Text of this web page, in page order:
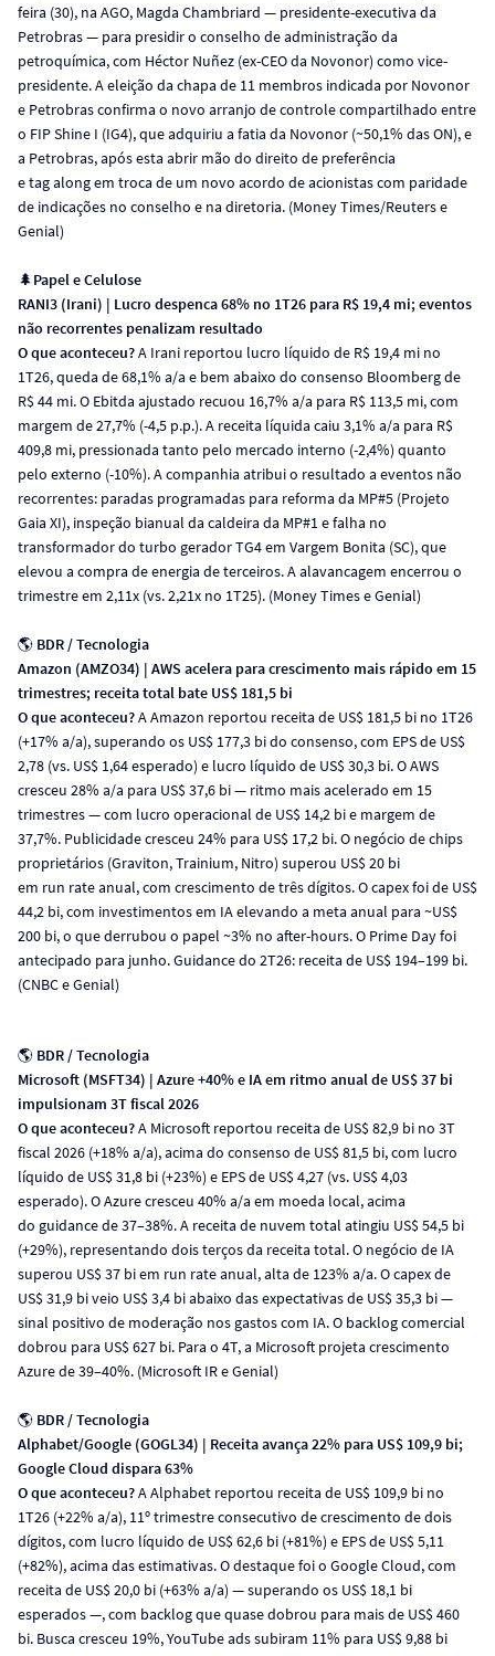
feira (30), na AGO, Magda Chambriard — presidente-executiva da
Petrobras — para presidir o conselho de administração da
petroquímica, com Héctor Nuñez (ex-CEO da Novonor) como vice-
presidente. A eleição da chapa de 11 membros indicada por Novonor
e Petrobras confirma o novo arranjo de controle compartilhado entre
o FIP Shine I (IG4), que adquiriu a fatia da Novonor (~50,1% das ON), e
a Petrobras, após esta abrir mão do direito de preferência
e tag along em troca de um novo acordo de acionistas com paridade
de indicações no conselho e na diretoria. (Money Times/Reuters e
Genial)
🌲Papel e Celulose
RANI3 (Irani) | Lucro despenca 68% no 1T26 para R$ 19,4 mi; eventos
não recorrentes penalizam resultado
O que aconteceu?A Irani reportou lucro líquido de R$ 19,4 mi no
1T26, queda de 68,1% a/a e bem abaixo do consenso Bloomberg de
R$ 44 mi. O Ebitda ajustado recuou 16,7% a/a para R$ 113,5 mi, com
margem de 27,7% (-4,5 p.p.). A receita líquida caiu 3,1% a/a para R$
409,8 mi, pressionada tanto pelo mercado interno (-2,4%) quanto
pelo externo (-10%). A companhia atribui o resultado a eventos não
recorrentes: paradas programadas para reforma da MP#5 (Projeto
Gaia XI), inspeção bianual da caldeira da MP#1 e falha no
transformador do turbo gerador TG4 em Vargem Bonita (SC), que
elevou a compra de energia de terceiros. A alavancagem encerrou o
trimestre em 2,11x (vs. 2,21x no 1T25). (Money Times e Genial)
🌎 BDR / Tecnologia
Amazon (AMZO34) | AWS acelera para crescimento mais rápido em 15
trimestres; receita total bate US$ 181,5 bi
O que aconteceu?A Amazon reportou receita de US$ 181,5 bi no 1T26
(+17% a/a), superando os US$ 177,3 bi do consenso, com EPS de US$
2,78 (vs. US$ 1,64 esperado) e lucro líquido de US$ 30,3 bi. O AWS
cresceu 28% a/a para US$ 37,6 bi — ritmo mais acelerado em 15
trimestres — com lucro operacional de US$ 14,2 bi e margem de
37,7%. Publicidade cresceu 24% para US$ 17,2 bi. O negócio de chips
proprietários (Graviton, Trainium, Nitro) superou US$ 20 bi
em run rate anual, com crescimento de três dígitos. O capex foi de US$
44,2 bi, com investimentos em IA elevando a meta anual para ~US$
200 bi, o que derrubou o papel ~3% no after-hours. O Prime Day foi
antecipado para junho. Guidance do 2T26: receita de US$ 194–199 bi.
(CNBC e Genial)
🌎 BDR / Tecnologia
Microsoft (MSFT34) | Azure +40% e IA em ritmo anual de US$ 37 bi
impulsionam 3T fiscal 2026
O que aconteceu?A Microsoft reportou receita de US$ 82,9 bi no 3T
fiscal 2026 (+18% a/a), acima do consenso de US$ 81,5 bi, com lucro
líquido de US$ 31,8 bi (+23%) e EPS de US$ 4,27 (vs. US$ 4,03
esperado). O Azure cresceu 40% a/a em moeda local, acima
do guidance de 37–38%. A receita de nuvem total atingiu US$ 54,5 bi
(+29%), representando dois terços da receita total. O negócio de IA
superou US$ 37 bi em run rate anual, alta de 123% a/a. O capex de
US$ 31,9 bi veio US$ 3,4 bi abaixo das expectativas de US$ 35,3 bi —
sinal positivo de moderação nos gastos com IA. O backlog comercial
dobrou para US$ 627 bi. Para o 4T, a Microsoft projeta crescimento
Azure de 39–40%. (Microsoft IR e Genial)
🌎 BDR / Tecnologia
Alphabet/Google (GOGL34) | Receita avança 22% para US$ 109,9 bi;
Google Cloud dispara 63%
O que aconteceu?A Alphabet reportou receita de US$ 109,9 bi no
1T26 (+22% a/a), 11º trimestre consecutivo de crescimento de dois
dígitos, com lucro líquido de US$ 62,6 bi (+81%) e EPS de US$ 5,11
(+82%), acima das estimativas. O destaque foi o Google Cloud, com
receita de US$ 20,0 bi (+63% a/a) — superando os US$ 18,1 bi
esperados —, com backlog que quase dobrou para mais de US$ 460
bi. Busca cresceu 19%, YouTube ads subiram 11% para US$ 9,88 bi